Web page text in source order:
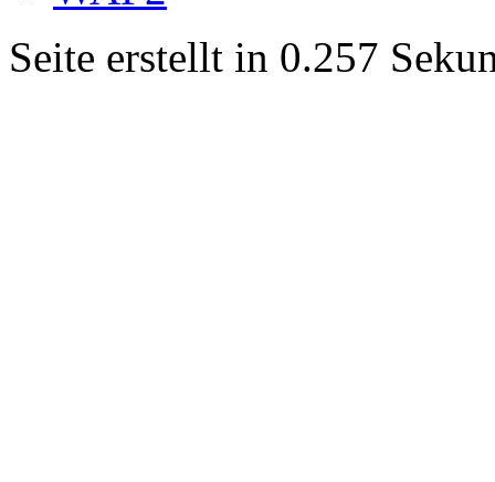
Seite erstellt in 0.257